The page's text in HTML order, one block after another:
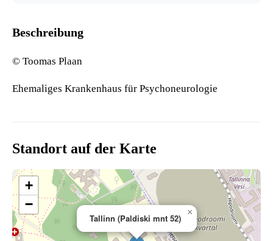
Beschreibung
© Toomas Plaan
Ehemaliges Krankenhaus für Psychoneurologie
Standort auf der Karte
Tallinn (Paldiski mnt 52)
×
+
−